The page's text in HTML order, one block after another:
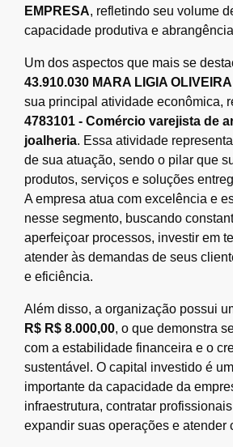
EMPRESA, refletindo seu volume
capacidade produtiva e
Um dos aspectos que mais se
43.910.030 MARA LIGIA
sua principal atividade econômica,
4783101 - Comércio varejista de
joalheria. Essa atividade
de sua atuação, sendo o pilar que
produtos, serviços e soluções
A empresa atua com excelência e
nesse segmento, buscando
aperfeiçoar processos, investir em
atender às demandas de seus
e eficiência.
Além disso, a organização possui
R$ R$ 8.000,00, o que demonstra
com a estabilidade financeira e o
sustentável. O capital investido é
importante da capacidade da
infraestrutura, contratar
expandir suas operações e atender